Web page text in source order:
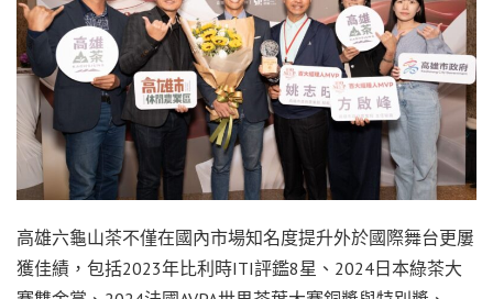
高雄六龜山茶不僅在國內市場知名度提升外於國際舞台更屢
獲佳績，包括2023年比利時ITI評鑑8星、2024日本綠茶大